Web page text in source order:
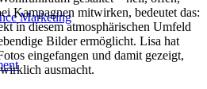
Marketing
Kampagnen mitwirken, bedeutet das:
in diesem atmosphärischen Umfeld
Bilder ermöglicht. Lisa hat
eingefangen und damit gezeigt,
ausmacht.